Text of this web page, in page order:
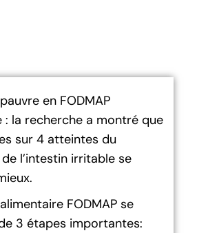
en FODMAP
: la recherche a montré que
sur 4 atteintes du
l’intestin irritable se
FODMAP se
3 étapes importantes: